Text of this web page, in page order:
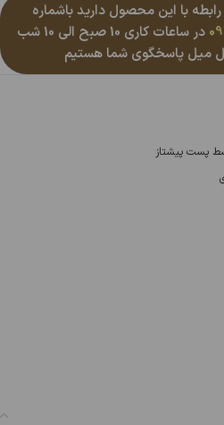
با این محصول دارید باشماره
در ساعات کاری 10 صبح الی 10 شب
میل پاسخگوی شما هستیم
پست پیشتاز